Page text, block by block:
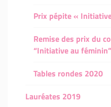
Prix pépite «
Remise des prix du
“Initiative au
Tables rondes 2020
Lauréates 2019